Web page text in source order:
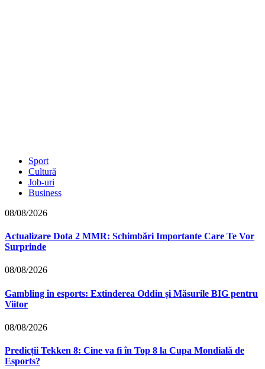
Sport
Cultură
Job-uri
Business
08/08/2026
Actualizare Dota 2 MMR: Schimbări Importante Care Te Vor
Surprinde
08/08/2026
Gambling în esports: Extinderea Oddin și Măsurile BIG pentru
Viitor
08/08/2026
Predicții Tekken 8: Cine va fi în Top 8 la Cupa Mondială de
Esports?